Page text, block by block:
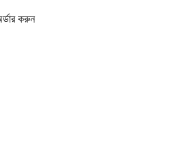
করুন